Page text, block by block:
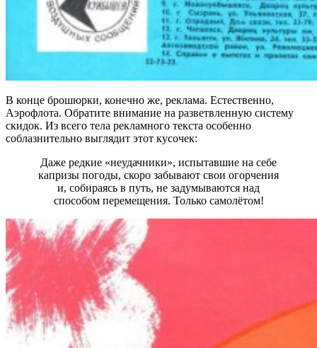
В конце брошюрки, конечно же, реклама. Естественно,
Аэрофлота. Обратите внимание на разветвленную систему
скидок. Из всего тела рекламного текста особенно
соблазнительно выглядит этот кусочек:
Даже редкие «неудачники», испытавшие на себе
капризы погоды, скоро забывают свои огорчения
и, собираясь в путь, не задумываются над
способом перемещения. Только самолётом!